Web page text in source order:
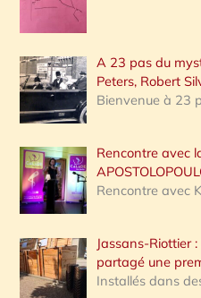
A 23 pas du
Peters, Robert
Bienvenue à 23
Rencontre avec
Rencontre avec
Jassans-Riottier
partagé une
Installés dans